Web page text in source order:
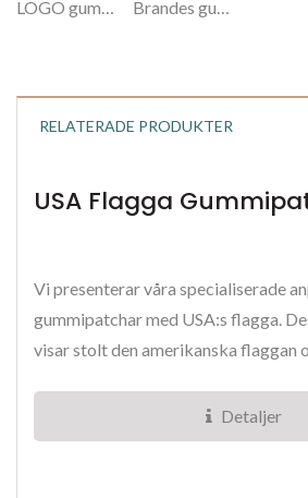
LOGO gummilappar Brandes gummilappar
RELATERADE PRODUKTER
USA Flagga
Vi presenterar våra specialiserade
gummipatchar med USA:s flagga.
visar stolt den amerikanska flaggan
Detaljer